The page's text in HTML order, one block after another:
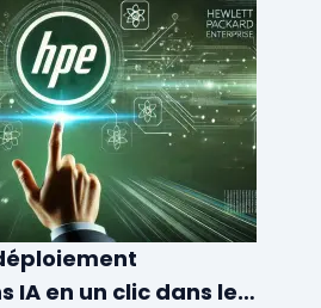
IA en un clic dans le